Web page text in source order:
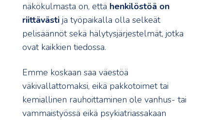
näkökulmasta on, että henkilöstöä on
riittävästi ja työpaikalla olla selkeät
pelisäännöt sekä hälytysjärjestelmät, jotka
ovat kaikkien tiedossa.
Emme koskaan saa väestöä
väkivallattomaksi, eikä pakkotoimet tai
kemiallinen rauhoittaminen ole vanhus- tai
vammaistyössä eikä psykiatriassakaan